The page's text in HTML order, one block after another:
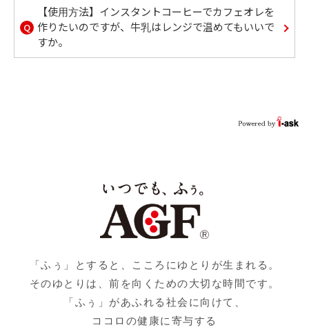
Q
【使用方法】インスタントコーヒーでカフェオレを
作りたいのですが、牛乳はレンジで温めてもいいで
すか。
「ふぅ」とすると、こころにゆとりが生まれる。
そのゆとりは、前を向くための大切な時間です。
「ふぅ」があふれる社会に向けて、
ココロの健康に寄与する